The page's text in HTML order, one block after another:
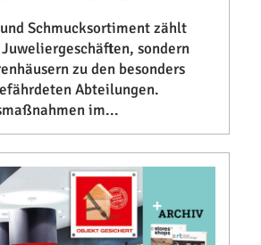
Schmucksortiment zählt
sondern
zu den besonders
Abteilungen.
im...